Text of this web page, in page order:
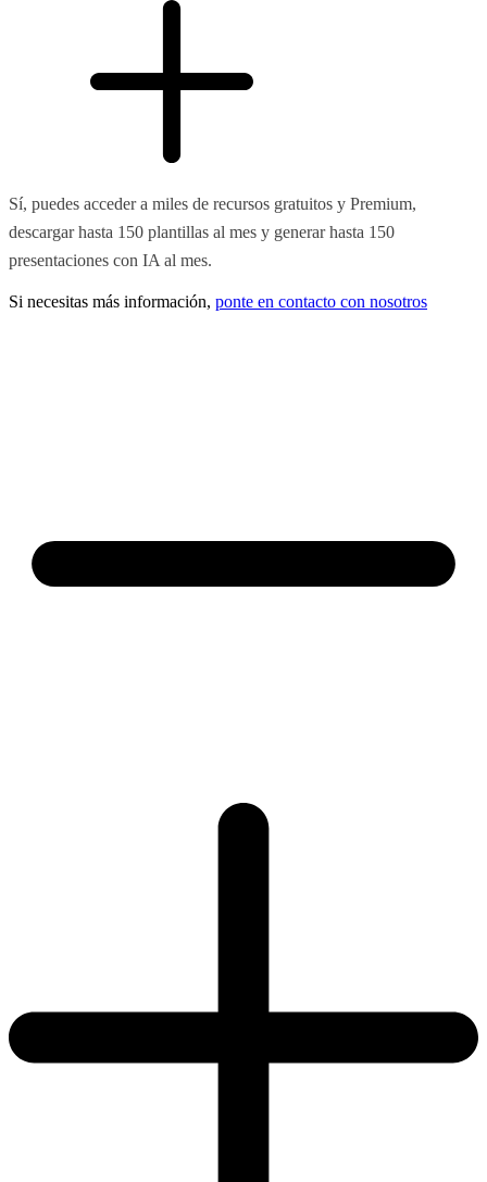
Sí, puedes acceder a miles de recursos gratuitos y Premium,
descargar hasta 150 plantillas al mes y generar hasta 150
presentaciones con IA al mes.
Si necesitas más información, ponte en contacto con nosotros